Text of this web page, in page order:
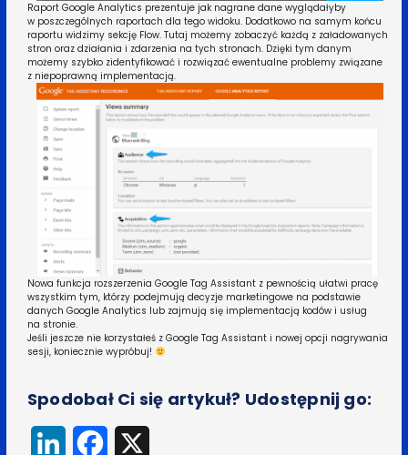
Raport Google Analytics prezentuje jak nagrane dane wyglądałyby
w poszczególnych raportach dla tego widoku. Dodatkowo na samym końcu
raportu widzimy sekcję Flow. Tutaj możemy zobaczyć każdą z załadowanych
stron oraz działania i zdarzenia na tych stronach. Dzięki tym danym
możemy szybko zidentyfikować i rozwiązać ewentualne problemy związane
z niepoprawną implementacją.
Nowa funkcja rozszerzenia Google Tag Assistant z pewnością ułatwi pracę
wszystkim tym, którzy podejmują decyzje marketingowe na podstawie
danych Google Analytics lub zajmują się implementacją kodów i usług
na stronie.
Jeśli jeszcze nie korzystałeś z Google Tag Assistant i nowej opcji nagrywania
sesji, koniecznie wypróbuj!
Spodobał Ci się artykuł? Udostępnij go:
LinkedInFacebook